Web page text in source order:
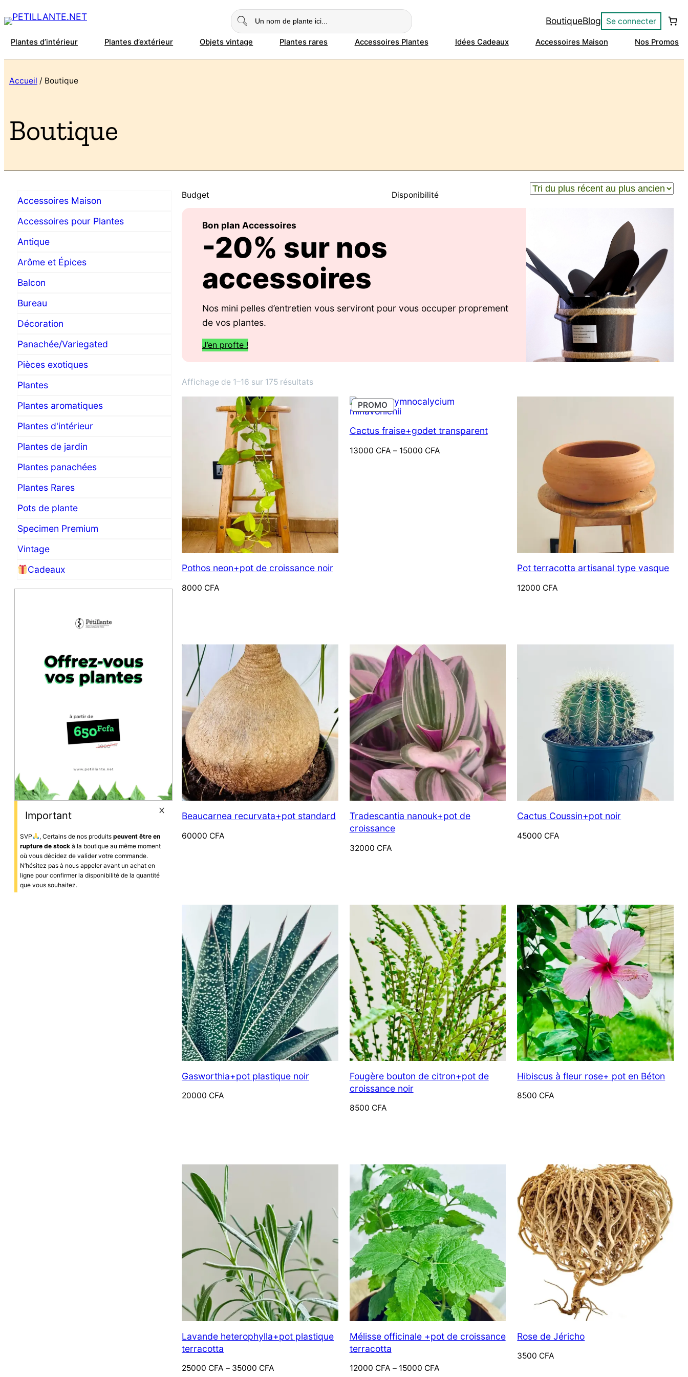
BoutiqueBlog Se connecter
Plantes d’intérieur Plantes d’extérieur Objets vintage Plantes rares Accessoires Plantes Idées Cadeaux Accessoires Maison Nos Promos
Accueil / Boutique
Boutique
Accessoires Maison
Accessoires pour Plantes
Antique
Arôme et Épices
Balcon
Bureau
Décoration
Panachée/Variegated
Pièces exotiques
Plantes
Plantes aromatiques
Plantes d'intérieur
Plantes de jardin
Plantes panachées
Plantes Rares
Pots de plante
Specimen Premium
Vintage
Cadeaux
Important
SVP , Certains de nos produits peuvent être en
rupture de stock à la boutique au même moment
où vous décidez de valider votre commande.
N’hésitez pas à nous appeler avant un achat en
ligne pour confirmer la disponibilité de la quantité
que vous souhaitez.
Budget Disponibilité
Bon plan Accessoires
-20% sur nos
accessoires
Nos mini pelles d’entretien vous serviront pour vous occuper proprement
de vos plantes.
J’en profte !
Affichage de 1–16 sur 175 résultatsTrié
Pothos neon+pot de croissance noir
8000 CFA
PROMO PRODUIT
EN
Cactus fraise+godet transparent
13000 CFA – 15000 CFA
Plage
Pot terracotta artisanal type vasque
12000 CFA
Beaucarnea recurvata+pot standard
60000 CFA
Tradescantia nanouk+pot de
croissance
32000 CFA
Cactus Coussin+pot noir
45000 CFA
Gasworthia+pot plastique noir
20000 CFA
Fougère bouton de citron+pot de
croissance noir
8500 CFA
Hibiscus à fleur rose+ pot en Béton
8500 CFA
Lavande heterophylla+pot plastique
terracotta
25000 CFA – 35000 CFA
Plage
Mélisse officinale +pot de croissance
terracotta
12000 CFA – 15000 CFA
Plage
Rose de Jéricho
3500 CFA
5%
Inscrivez-vous à nos actualités pour débloquer votre réduction
exclusive, sur votre 1er panier !
Nous ne spammons jamais !
Consultez notre politique de confidentialitépour plus d’informations.